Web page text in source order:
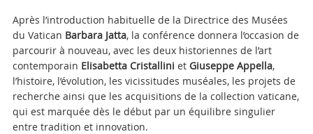
Après l’introduction habituelle de la Directrice des Musées
du Vatican Barbara Jatta, la conférence donnera l’occasion de
parcourir à nouveau, avec les deux historiennes de l’art
contemporain Elisabetta Cristallini etGiuseppe Appella,
l’histoire, l’évolution, les vicissitudes muséales, les projets de
recherche ainsi que les acquisitions de la collection vaticane,
qui est marquée dès le début par un équilibre singulier
entre tradition et innovation.